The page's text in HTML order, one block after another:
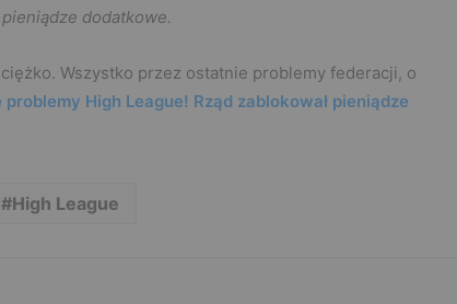
dodatkowe.
Wszystko przez ostatnie problemy federacji, o
problemy High League! Rząd zablokował pieniądze
High League